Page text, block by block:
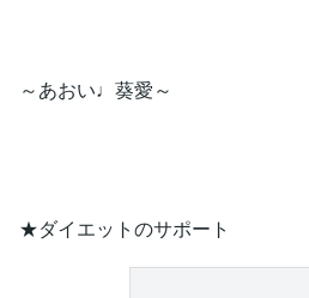
～あおい♩葵愛～
★ダイエットのサポート